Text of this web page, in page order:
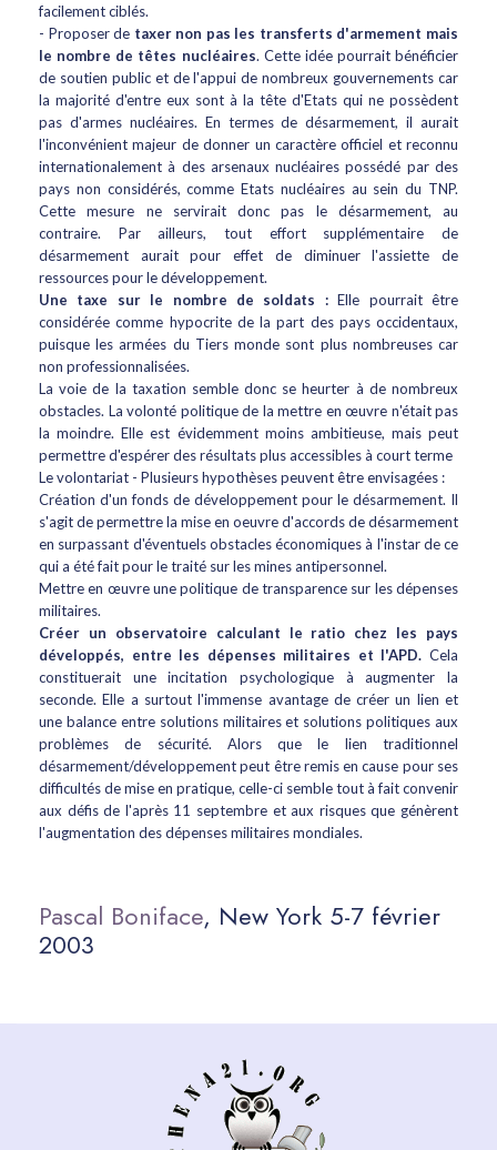
facilement ciblés.
- Proposer de taxer non pas les transferts d'armement mais
le nombre de têtes nucléaires. Cette idée pourrait bénéficier
de soutien public et de l'appui de nombreux gouvernements car
la majorité d'entre eux sont à la tête d'Etats qui ne possèdent
pas d'armes nucléaires. En termes de désarmement, il aurait
l'inconvénient majeur de donner un caractère officiel et reconnu
internationalement à des arsenaux nucléaires possédé par des
pays non considérés, comme Etats nucléaires au sein du TNP.
Cette mesure ne servirait donc pas le désarmement, au
contraire. Par ailleurs, tout effort supplémentaire de
désarmement aurait pour effet de diminuer l'assiette de
ressources pour le développement.
Une taxe sur le nombre de soldats :Elle pourrait être
considérée comme hypocrite de la part des pays occidentaux,
puisque les armées du Tiers monde sont plus nombreuses car
non professionnalisées.
La voie de la taxation semble donc se heurter à de nombreux
obstacles. La volonté politique de la mettre en œuvre n'était pas
la moindre. Elle est évidemment moins ambitieuse, mais peut
permettre d'espérer des résultats plus accessibles à court terme
Le volontariat - Plusieurs hypothèses peuvent être envisagées :
Création d'un fonds de développement pour le désarmement. Il
s'agit de permettre la mise en oeuvre d'accords de désarmement
en surpassant d'éventuels obstacles économiques à l'instar de ce
qui a été fait pour le traité sur les mines antipersonnel.
Mettre en œuvre une politique de transparence sur les dépenses
militaires.
Créer un observatoire calculant le ratio chez les pays
développés, entre les dépenses militaires et l'APD. Cela
constituerait une incitation psychologique à augmenter la
seconde. Elle a surtout l'immense avantage de créer un lien et
une balance entre solutions militaires et solutions politiques aux
problèmes de sécurité. Alors que le lien traditionnel
désarmement/développement peut être remis en cause pour ses
difficultés de mise en pratique, celle-ci semble tout à fait convenir
aux défis de l'après 11 septembre et aux risques que génèrent
l'augmentation des dépenses militaires mondiales.
Pascal Boniface, New York 5-7 février
2003